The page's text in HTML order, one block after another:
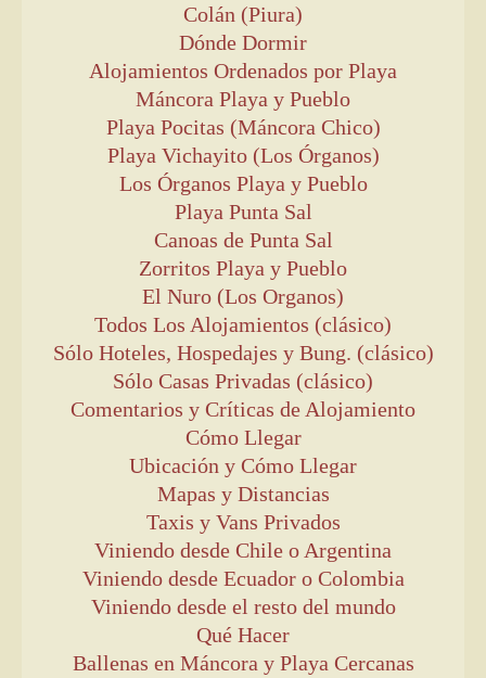
Colán (Piura)
Dónde Dormir
Alojamientos Ordenados por Playa
Máncora Playa y Pueblo
Playa Pocitas (Máncora Chico)
Playa Vichayito (Los Órganos)
Los Órganos Playa y Pueblo
Playa Punta Sal
Canoas de Punta Sal
Zorritos Playa y Pueblo
El Nuro (Los Organos)
Todos Los Alojamientos (clásico)
Sólo Hoteles, Hospedajes y Bung. (clásico)
Sólo Casas Privadas (clásico)
Comentarios y Críticas de Alojamiento
Cómo Llegar
Ubicación y Cómo Llegar
Mapas y Distancias
Taxis y Vans Privados
Viniendo desde Chile o Argentina
Viniendo desde Ecuador o Colombia
Viniendo desde el resto del mundo
Qué Hacer
Ballenas en Máncora y Playa Cercanas